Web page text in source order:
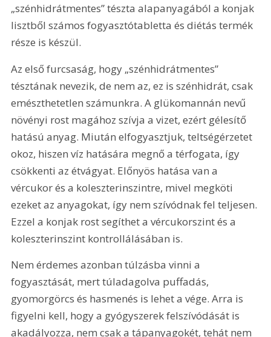
„szénhidrátmentes” tészta alapanyagából a konjak
lisztből számos fogyasztótabletta és diétás termék
része is készül.
Az első furcsaság, hogy „szénhidrátmentes”
tésztának nevezik, de nem az, ez is szénhidrát, csak
emészthetetlen számunkra. A glükomannán nevű
növényi rost magához szívja a vizet, ezért gélesítő
hatású anyag. Miután elfogyasztjuk, teltségérzetet
okoz, hiszen víz hatására megnő a térfogata, így
csökkenti az étvágyat. Előnyös hatása van a
vércukor és a koleszterinszintre, mivel megköti
ezeket az anyagokat, így nem szívódnak fel teljesen.
Ezzel a konjak rost segíthet a vércukorszint és a
koleszterinszint kontrollálásában is.
Nem érdemes azonban túlzásba vinni a
fogyasztását, mert túladagolva puffadás,
gyomorgörcs és hasmenés is lehet a vége. Arra is
figyelni kell, hogy a gyógyszerek felszívódását is
akadályozza, nem csak a tápanyagokét, tehát nem